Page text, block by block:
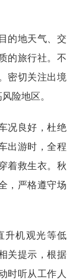
的地天气、交
的旅行社。不
密切关注出境
险地区。
况良好，杜绝
出游时，全程
着救生衣。秋
，严格遵守场
升机观光等低
关提示，根据
时听从工作人